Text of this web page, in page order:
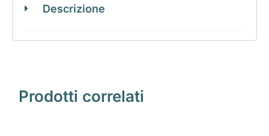
Descrizione
Prodotti correlati